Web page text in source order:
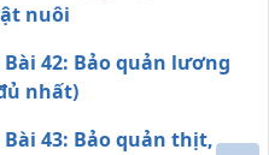
nuôi
42: Bảo quản lương
nhất)
Bài 43: Bảo quản thịt,